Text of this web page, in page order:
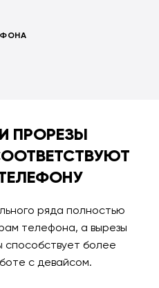
ПРОРЕЗЫ
ряда полностью
телефона, а вырезы
способствует более
с девайсом.